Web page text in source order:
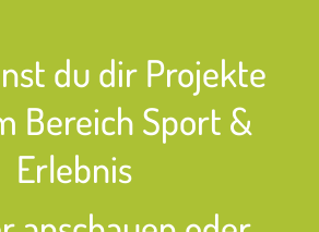
du dir Projekte
Bereich Sport &
Erlebnis